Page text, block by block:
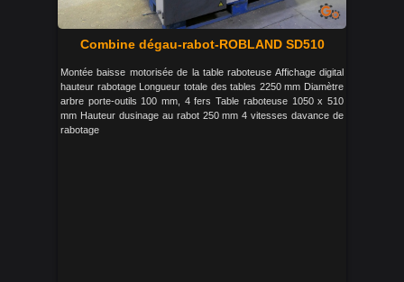
Combine dégau-rabot-ROBLAND SD510
Montée baisse motorisée de la table raboteuse Affichage digital
hauteur rabotage Longueur totale des tables 2250 mm Diamètre
arbre porte-outils 100 mm, 4 fers Table raboteuse 1050 x 510
mm Hauteur dusinage au rabot 250 mm 4 vitesses davance de
rabotage